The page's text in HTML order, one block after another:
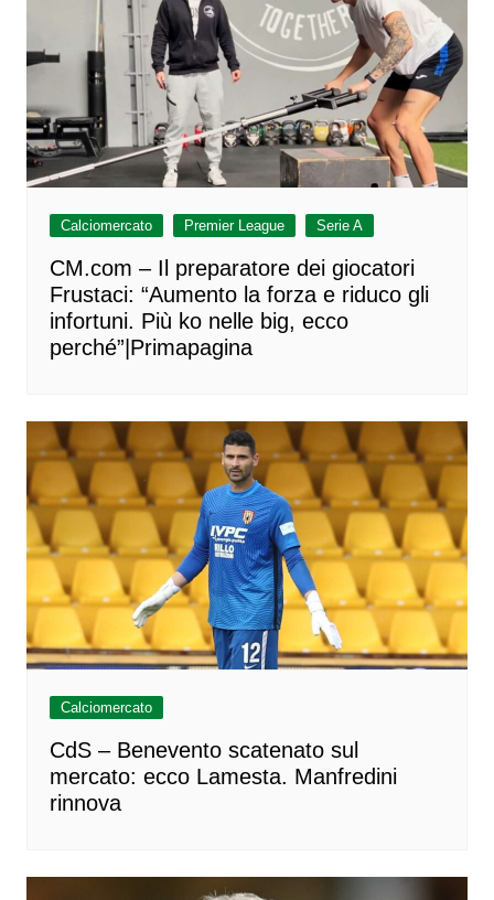
Calciomercato Premier League Serie A
CM.com – Il preparatore dei giocatori
Frustaci: “Aumento la forza e riduco gli
infortuni. Più ko nelle big, ecco
perché”|Primapagina
Calciomercato
CdS – Benevento scatenato sul
mercato: ecco Lamesta. Manfredini
rinnova